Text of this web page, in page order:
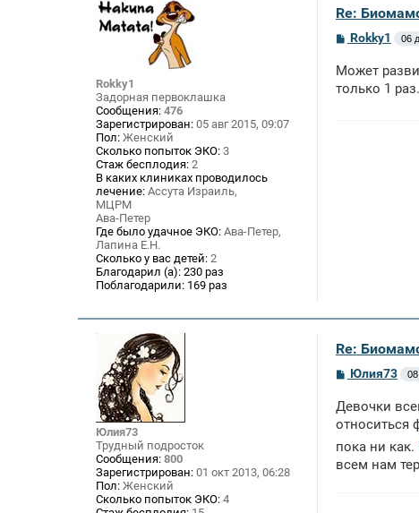
Rokky1
Задорная первоклашка
Сообщения: 476
Зарегистрирован: 05 авг 2015, 09:07
Пол: Женский
Сколько попыток ЭКО: 3
Стаж бесплодия: 2
В каких клиниках проводилось
лечение: Ассута Израиль,
МЦРМ
Ава-Петер
Где было удачное ЭКО: Ава-Петер,
Лапина Е.Н.
Сколько у вас детей: 2
Благодарил (а): 230 раз
Поблагодарили: 169 раз
Re:
С
б
щ
Rokky1 06
Может
только 1 раз.
Юлия73
Трудный подросток
Сообщения: 800
Зарегистрирован: 01 окт 2013, 06:28
Пол: Женский
Сколько попыток ЭКО: 4
Re:
С
б
щ
н
и
е
Юлия73
Девочки
относиться
пока ни как.
всем нам